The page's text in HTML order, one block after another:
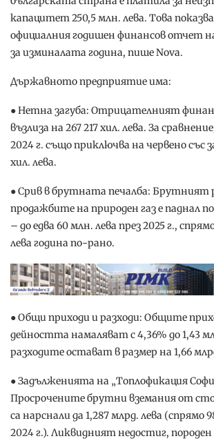
капацитет 250,5 млн. лева. Това
официалния годишен финансов отчет
за изминалата година, пише Nova.
Държавното предприятие има:
● Нетна загуба: Отрицателният
възлиза на 267 217 хил. лева. За
2024 г. също приключва на червено със
хил. лева.
● Срив в брутната печалба:
продажбите на природен газ е паднал
– до едва 60 млн. лева през 2025 г.,
лева година по-рано.
● Общи приходи и разходи: Общите
дейността намаляват с 4,36% до 1,43
разходите остават в размер на 1,66
● Задълженията на „Топлофикация
Просрочените брутни вземания от
са нарснали да 1,287 млрд. лева (спрямо
2024 г.). Ликвидният недостиг,